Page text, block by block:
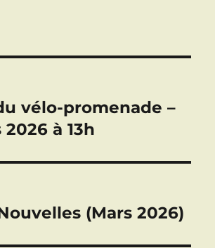
vélo-promenade –
à 13h
(Mars 2026)